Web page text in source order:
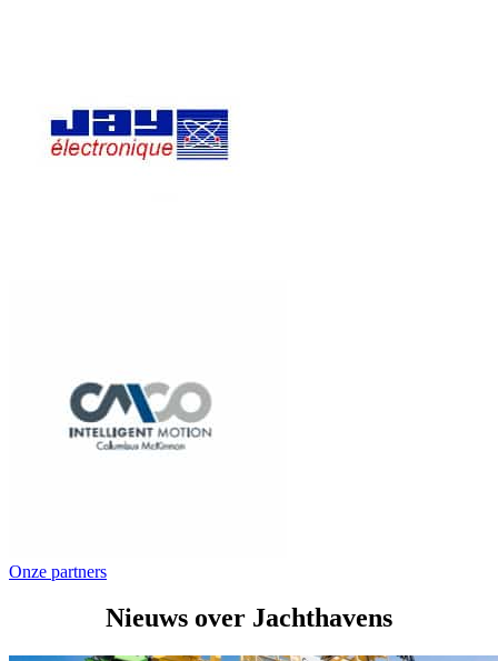
Onze partners
Nieuws over Jachthavens